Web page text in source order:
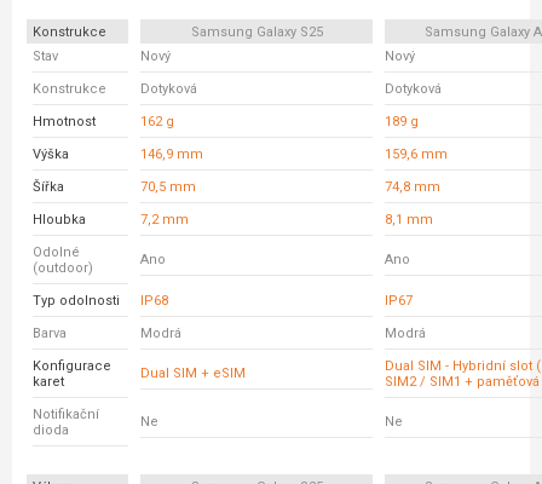
Konstrukce Samsung Galaxy S25
Samsung Galaxy
Stav
Nový Nový
Konstrukce Dotyková Dotyková
Hmotnost 162 g 189 g
Výška 146,9 mm 159,6 mm
Šířka 70,5 mm 74,8 mm
Hloubka 7,2 mm 8,1 mm
Odolné
(outdoor)
Ano Ano
Typ odolnosti IP68 IP67
Barva Modrá Modrá
Konfigurace
karet
Dual SIM + eSIM
Dual SIM - Hybridní slot
SIM2 / SIM1 + paměťová
Notifikační
dioda
Ne Ne